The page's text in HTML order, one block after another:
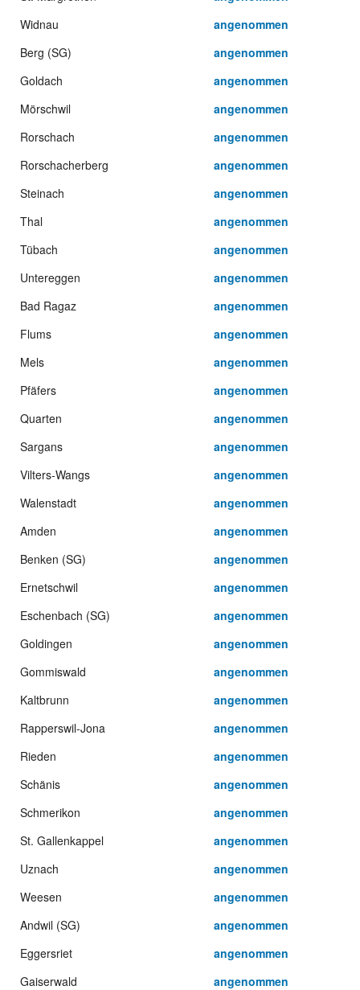
Widnau
angenommen
Berg (SG)
angenommen
Goldach
angenommen
Mörschwil
angenommen
Rorschach
angenommen
Rorschacherberg
angenommen
Steinach
angenommen
Thal
angenommen
Tübach
angenommen
Untereggen
angenommen
Bad Ragaz
angenommen
Flums
angenommen
Mels
angenommen
Pfäfers
angenommen
Quarten
angenommen
Sargans
angenommen
Vilters-Wangs
angenommen
Walenstadt
angenommen
Amden
angenommen
Benken (SG)
angenommen
Ernetschwil
angenommen
Eschenbach (SG)
angenommen
Goldingen
angenommen
Gommiswald
angenommen
Kaltbrunn
angenommen
Rapperswil-Jona
angenommen
Rieden
angenommen
Schänis
angenommen
Schmerikon
angenommen
St. Gallenkappel
angenommen
Uznach
angenommen
Weesen
angenommen
Andwil (SG)
angenommen
Eggersriet
angenommen
Gaiserwald
angenommen